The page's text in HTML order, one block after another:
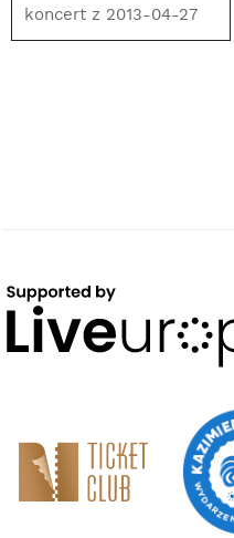
koncert z 2013-04-27